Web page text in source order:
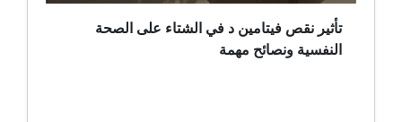
ثعلبة
ألزهايمر (مرض)
تأثير نقص فيتامين د في الشتاء على الصحة
النفسية ونصائح مهمة